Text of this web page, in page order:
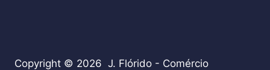
Copyright © 2026 J. Flórido - Comércio